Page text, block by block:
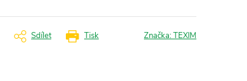
Tisk
Sdílet Značka:TEXIM